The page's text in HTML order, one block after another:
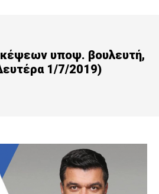
υποψ. βουλευτή,
1/7/2019)